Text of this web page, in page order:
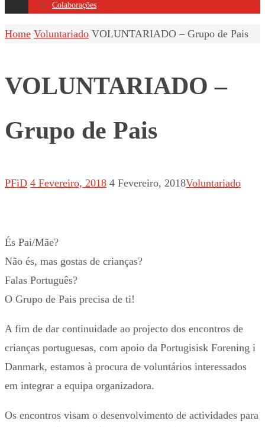
Colaborações
Home Voluntariado VOLUNTARIADO – Grupo de Pais
VOLUNTARIADO –
Grupo de Pais
PFiD 4 Fevereiro, 2018 4 Fevereiro, 2018Voluntariado
És Pai/Mãe?
Não és, mas gostas de crianças?
Falas Português?
O Grupo de Pais precisa de ti!
A fim de dar continuidade ao projecto dos encontros de
crianças portuguesas, com apoio da Portugisisk Forening i
Danmark, estamos à procura de voluntários interessados
em integrar a equipa organizadora.
Os encontros visam o desenvolvimento de actividades para